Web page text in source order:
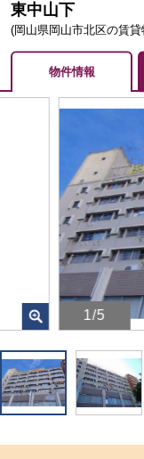
東中山下
(岡山県岡山市北区の賃貸
物件情報
1/5
画
像
を
ク
リ